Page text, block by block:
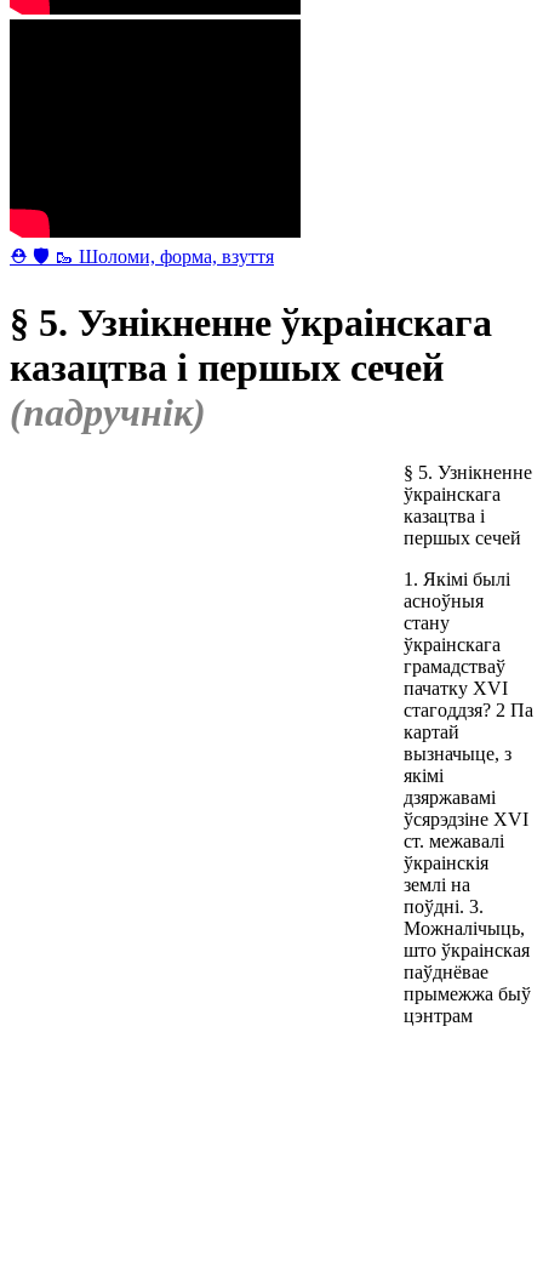
⛑ 🛡 🥾 Шоломи, форма, взуття
§ 5. Узнікненне ўкраінскага
казацтва і першых сечей
(падручнік)
§ 5. Узнікненне
ўкраінскага
казацтва і
першых сечей
1. Якімі былі
асноўныя
стану
ўкраінскага
грамадстваў
пачатку XVI
стагоддзя? 2 Па
картай
вызначыце, з
якімі
дзяржавамі
ўсярэдзіне XVI
ст. межавалі
ўкраінскія
землі на
поўдні. 3.
Можналічыць,
што ўкраінская
паўднёвае
прымежжа быў
цэнтрам